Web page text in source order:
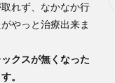
れず、なかなか行
やっと治療出来ま
クスが無くなった
。